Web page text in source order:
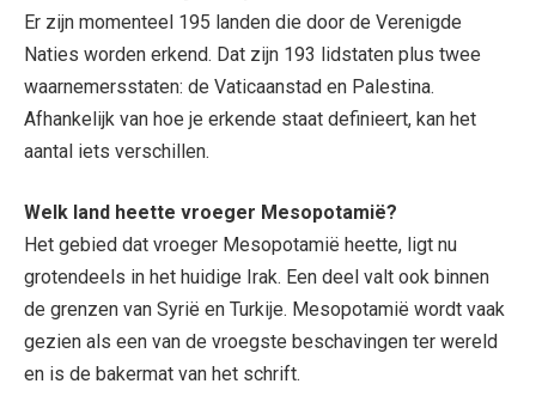
Er zijn momenteel 195 landen die door de Verenigde
Naties worden erkend. Dat zijn 193 lidstaten plus twee
waarnemersstaten: de Vaticaanstad en Palestina.
Afhankelijk van hoe je erkende staat definieert, kan het
aantal iets verschillen.
Welk land heette vroeger Mesopotamië?
Het gebied dat vroeger Mesopotamië heette, ligt nu
grotendeels in het huidige Irak. Een deel valt ook binnen
de grenzen van Syrië en Turkije. Mesopotamië wordt vaak
gezien als een van de vroegste beschavingen ter wereld
en is de bakermat van het schrift.